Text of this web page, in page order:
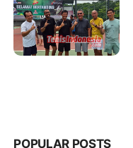
POPULAR POSTS